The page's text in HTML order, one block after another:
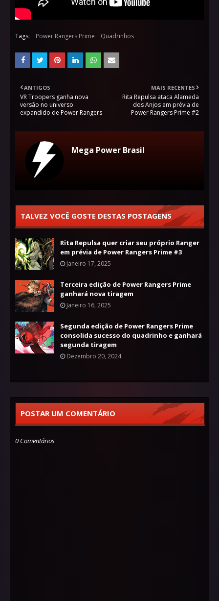
Tags: Power Rangers Prime Quadrinhos
MAIS RECENTES
Rita Repulsa ataca Alameda
dos Anjos em prévia de
Power Rangers Prime #2
ANTIGOS
VR Troopers ganha nova
versão no universo
expandido de Power Rangers
Mega Power Brasil
TALVEZ VOCÊ GOSTE DESTAS POSTAGENS
Rita Repulsa quer criar seu próprio Ranger
em prévia de Power Rangers Prime #3
Janeiro 17, 2025
Terceira edição de Power Rangers Prime
ganhará nova tiragem
Janeiro 16, 2025
Segunda edição de Power Rangers Prime
consolida sucesso do quadrinho e ganhará
segunda tiragem
Dezembro 20, 2024
POSTAR UM COMENTÁRIO
0 Comentários